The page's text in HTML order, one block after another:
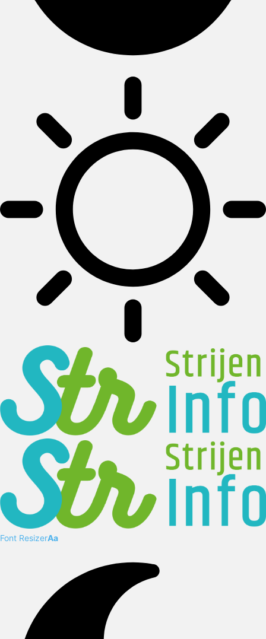
Font ResizerAa